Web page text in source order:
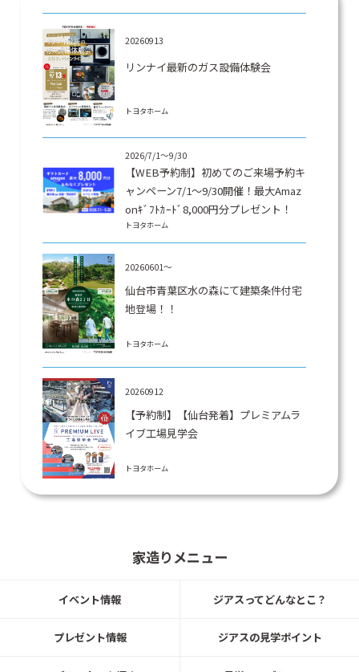
20260913
リンナイ最新のガス設備体験会
トヨタホーム
2026/7/1～9/30
【WEB予約制】初めてのご来場予約キ
ャンペーン7/1～9/30開催！最大Amaz
onｷﾞﾌﾄｶｰﾄﾞ8,000円分プレゼント！
トヨタホーム
20260601～
仙台市青葉区水の森にて建築条件付宅
地登場！！
トヨタホーム
20260912
【予約制】【仙台発着】プレミアムラ
イブ工場見学会
トヨタホーム
★
20260802
家造りメニュー
イベント情報
プレゼント情報
ジアスってどんなとこ？
ジアスの見学ポイント